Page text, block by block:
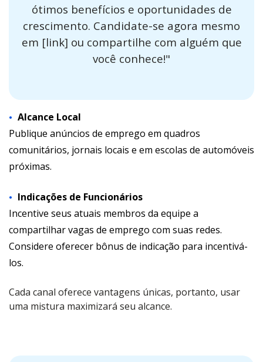
ótimos benefícios e oportunidades de
crescimento. Candidate-se agora mesmo
em [link] ou compartilhe com alguém que
você conhece!"
Alcance Local
Publique anúncios de emprego em quadros
comunitários, jornais locais e em escolas de automóveis
próximas.
Indicações de Funcionários
Incentive seus atuais membros da equipe a
compartilhar vagas de emprego com suas redes.
Considere oferecer bônus de indicação para incentivá-
los.
Cada canal oferece vantagens únicas, portanto, usar
uma mistura maximizará seu alcance.